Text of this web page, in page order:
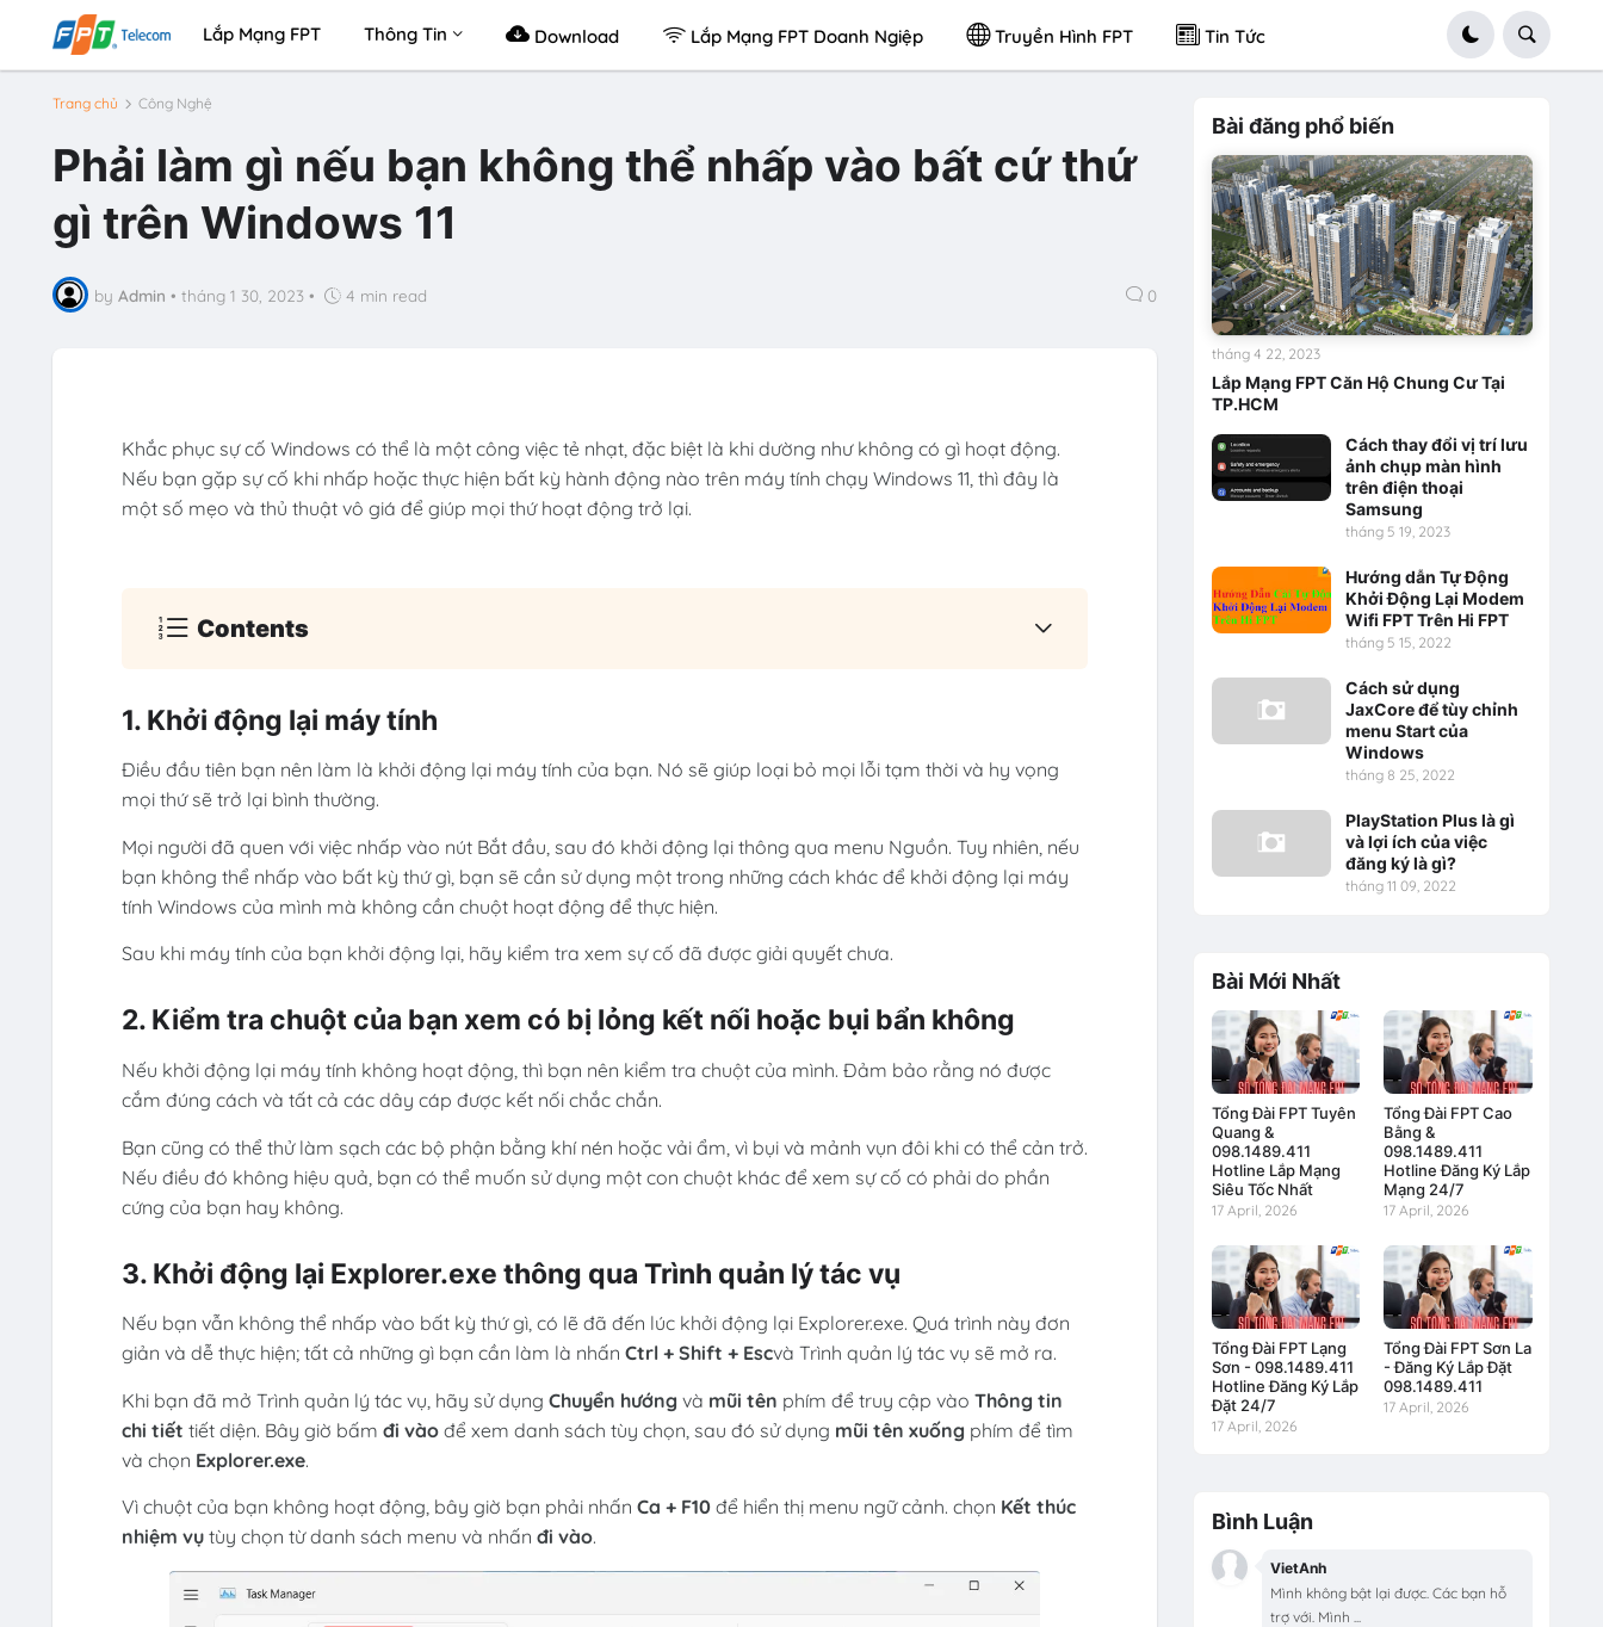
Lắp Mạng FPT Thông Tin Download Lắp Mạng FPT Doanh Ngiệp Truyền Hình FPT Tin Tức
Trang chủ Công Nghệ
Phải làm gì nếu bạn không thể nhấp vào bất cứ thứ
gì trên Windows 11
by Admin • tháng 1 30, 2023 • 4 min read 0
Khắc phục sự cố Windows có thể là một công việc tẻ nhạt, đặc biệt là khi dường như không có gì hoạt động.
Nếu bạn gặp sự cố khi nhấp hoặc thực hiện bất kỳ hành động nào trên máy tính chạy Windows 11, thì đây là
một số mẹo và thủ thuật vô giá để giúp mọi thứ hoạt động trở lại.
Contents
1. Khởi động lại máy tính
Điều đầu tiên bạn nên làm là khởi động lại máy tính của bạn. Nó sẽ giúp loại bỏ mọi lỗi tạm thời và hy vọng
mọi thứ sẽ trở lại bình thường.
Mọi người đã quen với việc nhấp vào nút Bắt đầu, sau đó khởi động lại thông qua menu Nguồn. Tuy nhiên, nếu
bạn không thể nhấp vào bất kỳ thứ gì, bạn sẽ cần sử dụng một trong những cách khác để khởi động lại máy
tính Windows của mình mà không cần chuột hoạt động để thực hiện.
Sau khi máy tính của bạn khởi động lại, hãy kiểm tra xem sự cố đã được giải quyết chưa.
2. Kiểm tra chuột của bạn xem có bị lỏng kết nối hoặc bụi bẩn không
Nếu khởi động lại máy tính không hoạt động, thì bạn nên kiểm tra chuột của mình. Đảm bảo rằng nó được
cắm đúng cách và tất cả các dây cáp được kết nối chắc chắn.
Bạn cũng có thể thử làm sạch các bộ phận bằng khí nén hoặc vải ẩm, vì bụi và mảnh vụn đôi khi có thể cản trở.
Nếu điều đó không hiệu quả, bạn có thể muốn sử dụng một con chuột khác để xem sự cố có phải do phần
cứng của bạn hay không.
3. Khởi động lại Explorer.exe thông qua Trình quản lý tác vụ
Nếu bạn vẫn không thể nhấp vào bất kỳ thứ gì, có lẽ đã đến lúc khởi động lại Explorer.exe. Quá trình này đơn
giản và dễ thực hiện; tất cả những gì bạn cần làm là nhấn Ctrl + Shift + Escvà Trình quản lý tác vụ sẽ mở ra.
Khi bạn đã mở Trình quản lý tác vụ, hãy sử dụng Chuyển hướng và mũi tên phím để truy cập vào Thông tin
chi tiết tiết diện. Bây giờ bấm đi vàođể xem danh sách tùy chọn, sau đó sử dụng mũi tên xuống phím để tìm
và chọn Explorer.exe.
Vì chuột của bạn không hoạt động, bây giờ bạn phải nhấn Ca + F10để hiển thị menu ngữ cảnh. chọn Kết thúc
nhiệm vụtùy chọn từ danh sách menu và nhấn đi vào.
Bài đăng phổ biến
Lắp Mạng FPT Căn Hộ Chung Cư Tại
TP.HCM
tháng 4 22, 2023
Cách thay đổi vị trí lưu
ảnh chụp màn hình
trên điện thoại
Samsung
tháng 5 19, 2023
Hướng dẫn Tự Động
Khởi Động Lại Modem
Wifi FPT Trên Hi FPT
tháng 5 15, 2022
Cách sử dụng
JaxCore để tùy chỉnh
menu Start của
Windows
tháng 8 25, 2022
PlayStation Plus là gì
và lợi ích của việc
đăng ký là gì?
tháng 11 09, 2022
Bài Mới Nhất
Tổng Đài FPT Tuyên
Quang &
098.1489.411
Hotline Lắp Mạng
Siêu Tốc Nhất
17 April, 2026
Tổng Đài FPT Cao
Bằng &
098.1489.411
Hotline Đăng Ký Lắp
Mạng 24/7
17 April, 2026
Tổng Đài FPT Lạng
Sơn - 098.1489.411
Hotline Đăng Ký Lắp
Đặt 24/7
17 April, 2026
Tổng Đài FPT Sơn La
- Đăng Ký Lắp Đặt
098.1489.411
17 April, 2026
Bình Luận
VietAnh
Mình không bật lại được. Các bạn hỗ
trợ với. Mình ...